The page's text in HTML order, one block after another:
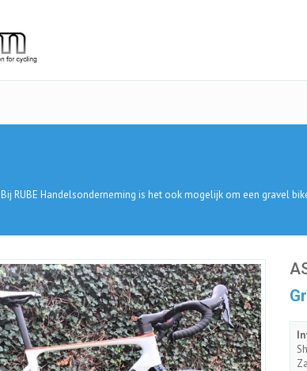
Bij RUBE Handelsonderneming is het ook mogelijk om een gravel